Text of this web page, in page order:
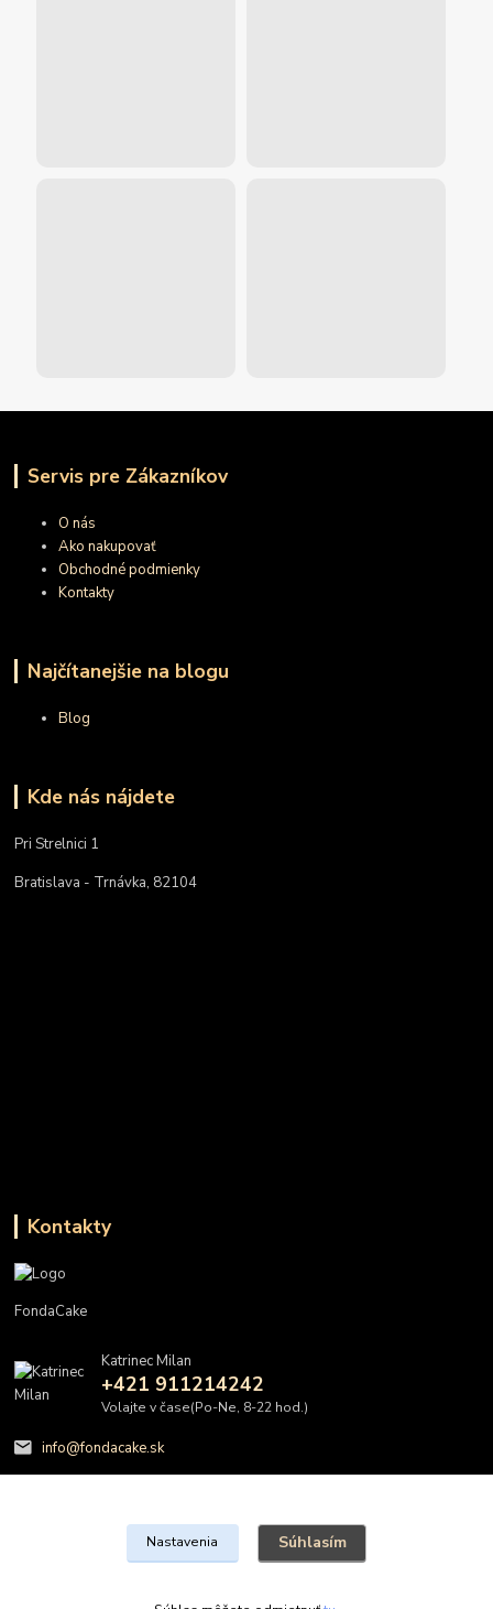
Servis pre Zákazníkov
O nás
Ako nakupovať
Obchodné podmienky
Kontakty
Najčítanejšie na blogu
Blog
Kde nás nájdete
Pri Strelnici 1
Bratislava - Trnávka, 82104
Kontakty
FondaCake
Katrinec Milan
+421 911214242
Volajte v čase(Po-Ne, 8-22 hod.)
info@fondacake.sk
Nastavenia Súhlasím